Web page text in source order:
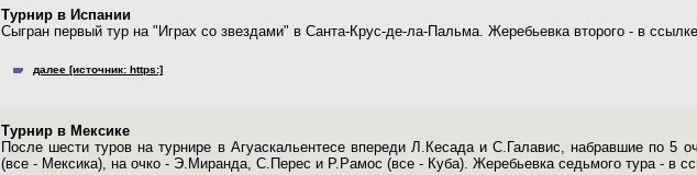
Турнир в Испании
Сыгран первый тур на "Играх со звездами" в Санта-Крус-де-ла-Пальма. Жеребьевка второго - в
далее [источник: https:]
Турнир в Мексике
После шести туров на турнире в Агуаскальентесе впереди Л.Кесада и С.Галавис, набравшие по 5
(все - Мексика), на очко - Э.Миранда, С.Перес и Р.Рамос (все - Куба). Жеребьевка седьмого тура - в